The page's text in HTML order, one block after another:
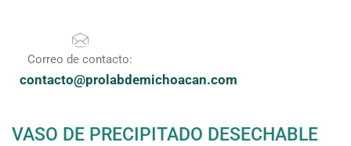
Correo de contacto:
contacto@prolabdemichoacan.com
VASO DE PRECIPITADO DESECHABLE